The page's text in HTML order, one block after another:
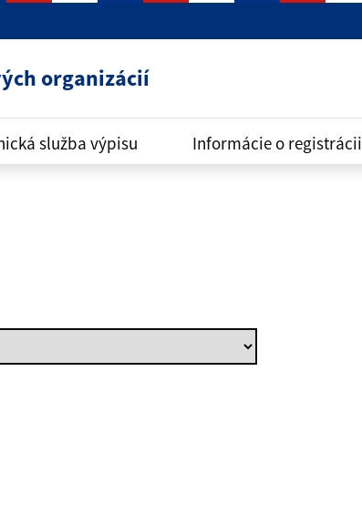
organizácií
služba výpisu Informácie o registrácii